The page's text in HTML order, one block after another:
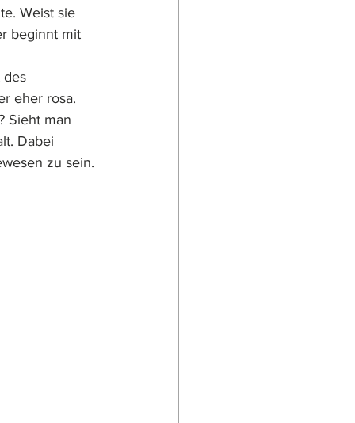
Weist sie
beginnt mit
des
eher rosa.
Sieht man
Dabei
zu sein.